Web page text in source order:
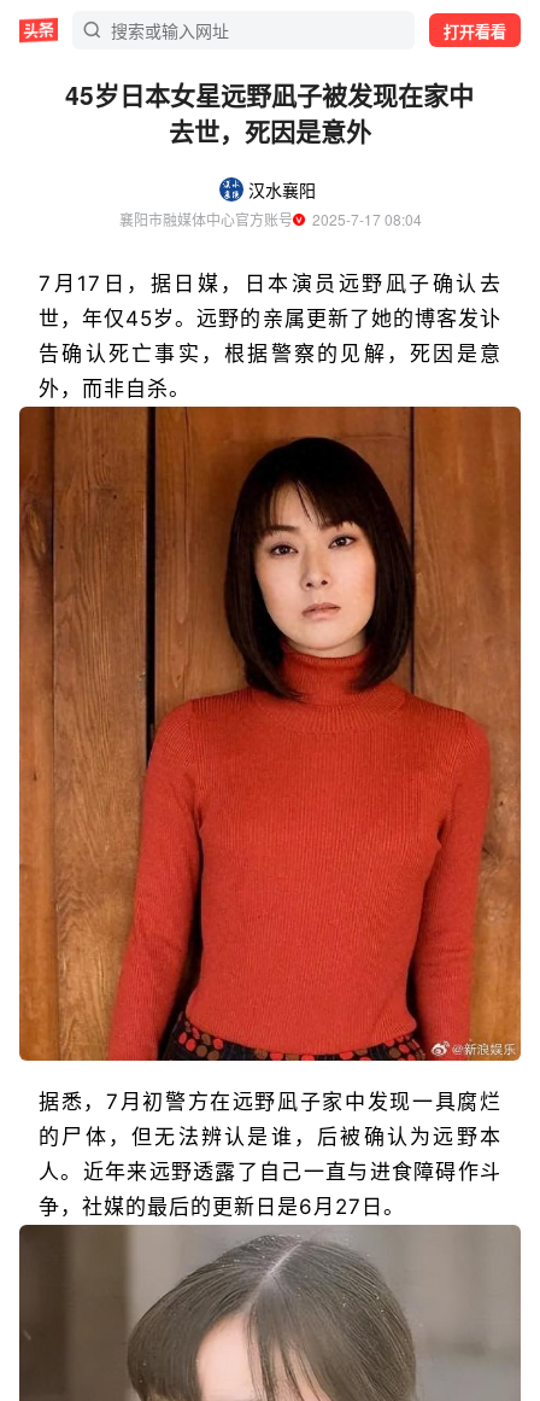
打开看看
45岁日本女星远野凪子被发现在家中
去世，死因是意外
汉水襄阳
襄阳市融媒体中心官方账号
  2025-7-17 08:04
7月17日，据日媒，日本演员远野凪子确认去
世，年仅45岁。远野的亲属更新了她的博客发讣
告确认死亡事实，根据警察的见解，死因是意
外，而非自杀。
据悉，7月初警方在远野凪子家中发现一具腐烂
的尸体，但无法辨认是谁，后被确认为远野本
人。近年来远野透露了自己一直与进食障碍作斗
争，社媒的最后的更新日是6月27日。